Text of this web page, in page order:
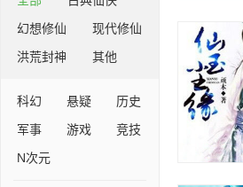
幻想修仙
现代修仙
洪荒封神
其他
科幻 悬疑
历史
军事
游戏
竞技
N次元